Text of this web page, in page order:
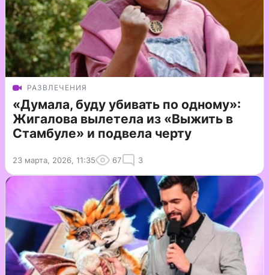
РАЗВЛЕЧЕНИЯ
«Думала, буду убивать по одному»:
Жигалова вылетела из «Выжить в
Стамбуле» и подвела черту
23 марта, 2026, 11:35 67 3